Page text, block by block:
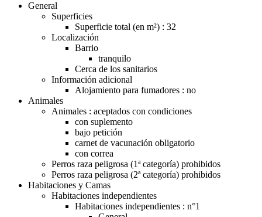
General
Superficies
Superficie total (en m²) : 32
Localización
Barrio
tranquilo
Cerca de los sanitarios
Información adicional
Alojamiento para fumadores : no
Animales
Animales : aceptados con condiciones
con suplemento
bajo petición
carnet de vacunación obligatorio
con correa
Perros raza peligrosa (1ª categoría) prohibidos
Perros raza peligrosa (2ª categoría) prohibidos
Habitaciones y Camas
Habitaciones independientes
Habitaciones independientes : n°1